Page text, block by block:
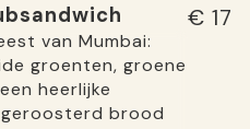
van Mumbai:
groenten, groene
heerlijke
brood
€ 17